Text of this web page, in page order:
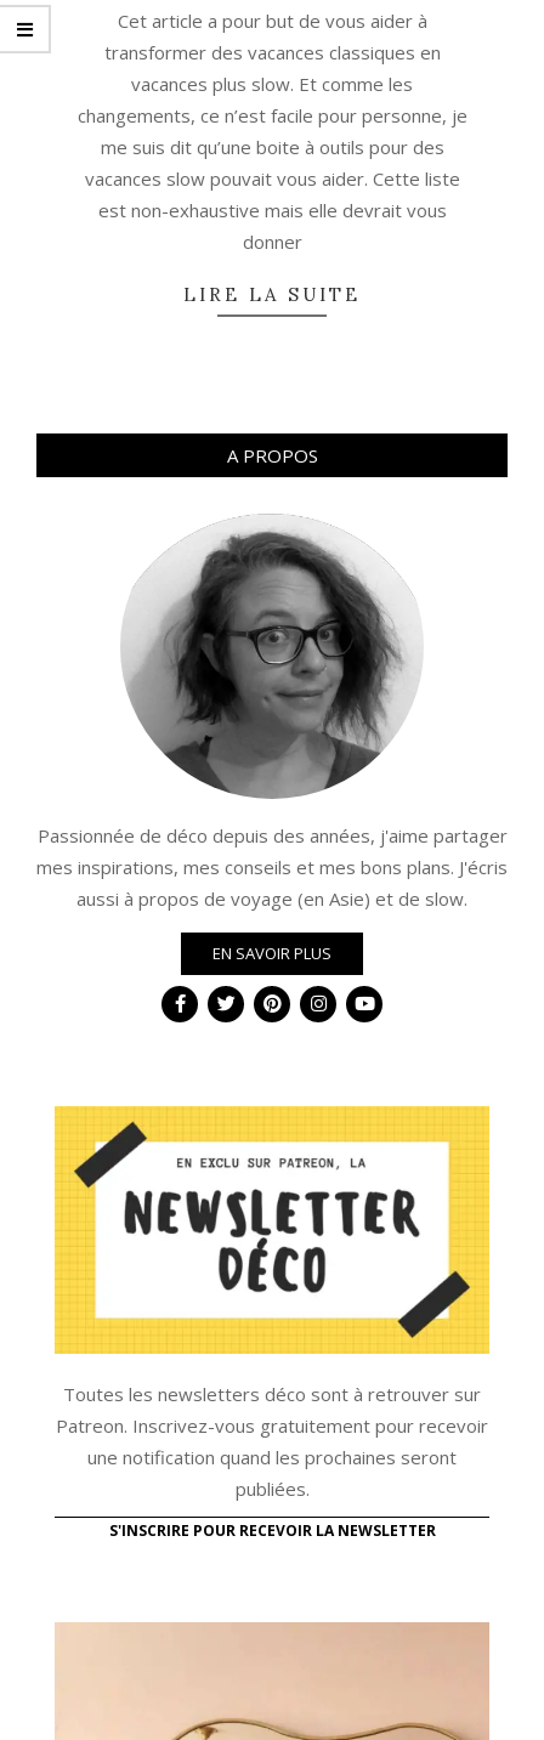
Cet article a pour but de vous aider à
transformer des vacances classiques en
vacances plus slow. Et comme les
changements, ce n’est facile pour personne, je
me suis dit qu’une boite à outils pour des
vacances slow pouvait vous aider. Cette liste
est non-exhaustive mais elle devrait vous
donner
LIRE LA SUITE
A PROPOS
Passionnée de déco depuis des années, j'aime partager
mes inspirations, mes conseils et mes bons plans. J'écris
aussi à propos de voyage (en Asie) et de slow.
EN SAVOIR PLUS
Toutes les newsletters déco sont à retrouver sur
Patreon. Inscrivez-vous gratuitement pour recevoir
une notification quand les prochaines seront
publiées.
S'INSCRIRE POUR RECEVOIR LA NEWSLETTER